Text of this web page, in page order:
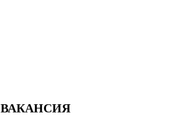
ВАКАНСИЯ